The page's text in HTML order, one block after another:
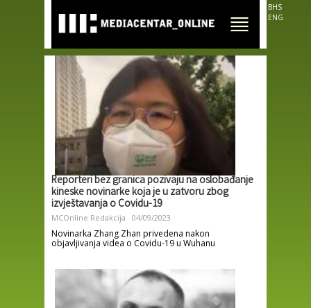
main
content
BHS
ENG
Reporteri bez granica pozivaju na oslobađanje
kineske novinarke koja je u zatvoru zbog
izvještavanja o Covidu-19
MCOnline Redakcija 04/09/2023
Novinarka Zhang Zhan privedena nakon
objavljivanja videa o Covidu-19 u Wuhanu